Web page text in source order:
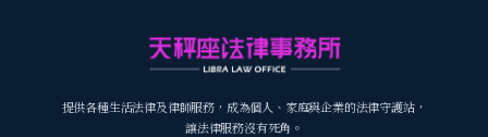
提供各種生活法律及律師服務，成為個人、家庭與企業的法律守護站，
讓法律服務沒有死角。